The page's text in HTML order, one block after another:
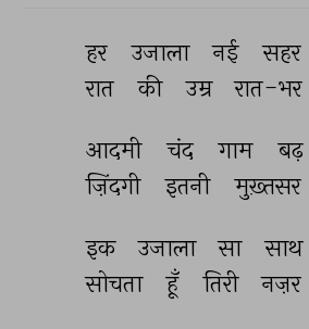
हर उजाला नई सहर
रात
की उम्र रात-भर
आदमी चंद गाम बढ़
ज़िंदगी
इतनी मुख़्तसर
इक उजाला सा साथ
सोचता
हूँ तिरी नज़र